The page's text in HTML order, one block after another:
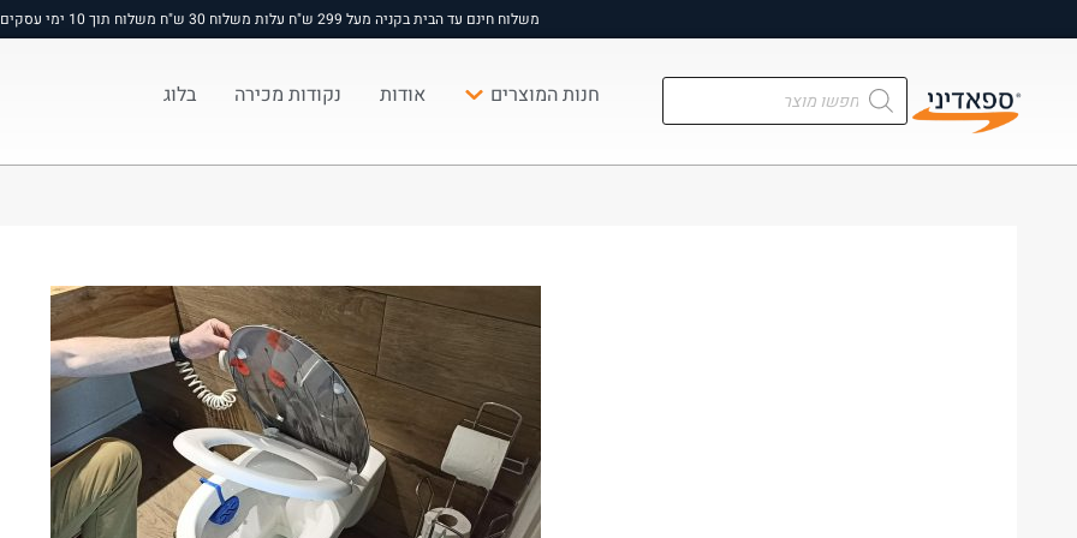
משלוח חינם עד הבית בקניה מעל 299 ש"ח עלות משלוח 30 ש"ח משלוח תוך 10 ימי עסקים
חנות המוצרים אודות נקודות מכירה בלוג